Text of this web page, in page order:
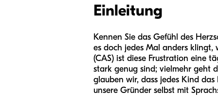
Einleitung
Kennen Sie das Gefühl des
es doch jedes Mal anders klingt,
(CAS) ist diese Frustration eine
stark genug sind; vielmehr geht
glauben wir, dass jedes Kind das
unsere Gründer selbst mit